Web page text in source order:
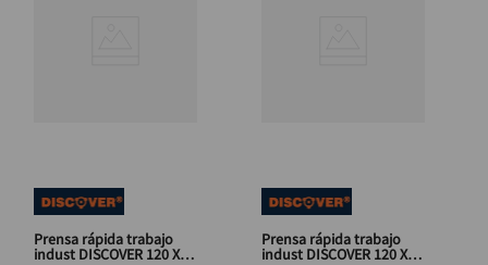
Prensa rápida trabajo
indust DISCOVER 120 X
Prensa rápida trabajo
indust DISCOVER 120 X